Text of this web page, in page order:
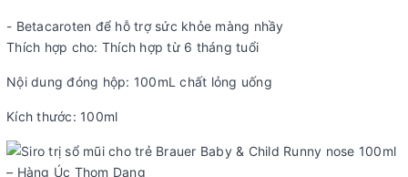
- Betacaroten để hỗ trợ sức khỏe màng nhầy
Thích hợp cho: Thích hợp từ 6 tháng tuổi
Nội dung đóng hộp: 100mL chất lỏng uống
Kích thước: 100ml